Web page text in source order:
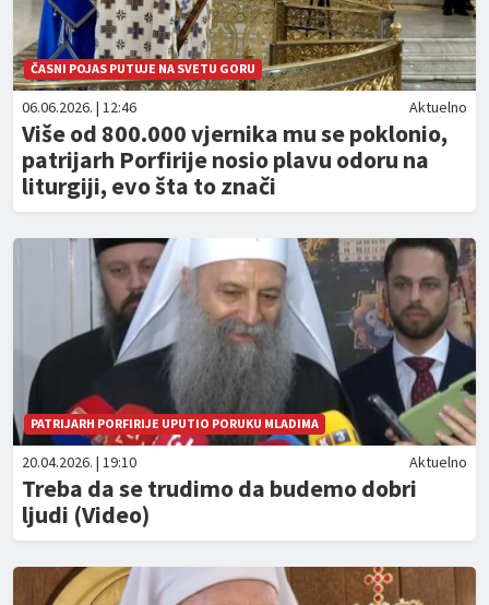
ČASNI POJAS PUTUJE NA SVETU GORU
06.06.2026. | 12:46 Aktuelno
Više od 800.000 vjernika mu se poklonio,
patrijarh Porfirije nosio plavu odoru na
liturgiji, evo šta to znači
PATRIJARH PORFIRIJE UPUTIO PORUKU MLADIMA
20.04.2026. | 19:10 Aktuelno
Treba da se trudimo da budemo dobri
ljudi (Video)